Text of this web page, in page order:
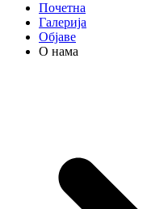
Почетна
Галерија
Објаве
О нама